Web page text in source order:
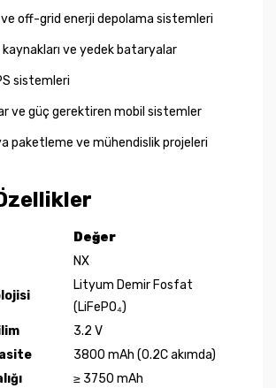
ve off-grid enerji depolama sistemleri
kaynakları ve yedek bataryalar
sistemleri
ve güç gerektiren mobil sistemler
paketleme ve mühendislik projeleri
Değer
NX
Lityum Demir Fosfat
(LiFePO₄)
3.2 V
3800 mAh (0.2C akımda)
≥ 3750 mAh